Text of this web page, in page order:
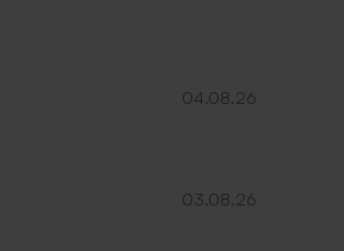
04.08.26
03.08.26